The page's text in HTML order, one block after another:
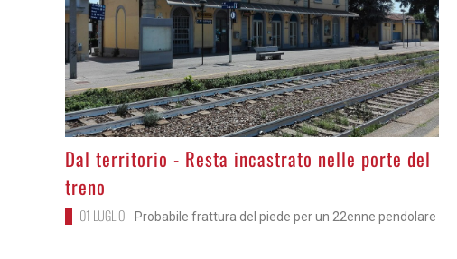
>
Dal territorio - Resta incastrato nelle porte del
treno
01 LUGLIO Probabile frattura del piede per un 22enne pendolare